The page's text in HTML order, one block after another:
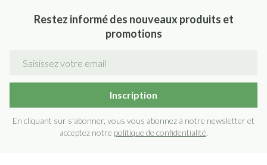
Restez informé des nouveaux produits et
promotions
Inscription
En cliquant sur s'abonner, vous vous abonnez à notre newsletter et
acceptez notre politique de confidentialité.